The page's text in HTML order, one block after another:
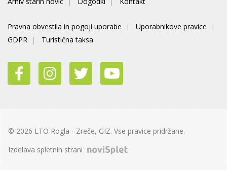
Pravna obvestila in pogoji uporabe
Uporabnikove pravice
GDPR
Turistična taksa
© 2026 LTO Rogla - Zreče, GIZ. Vse pravice pridržane.
Izdelava spletnih strani